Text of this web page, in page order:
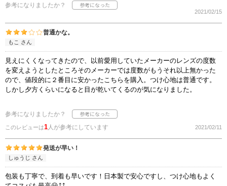
参考になりましたか？
2021/02/15
普通かな。
もこ さん
見えにくくなってきたので、以前愛用していたメーカーのレンズの度数
を変えようとしたところそのメーカーでは度数がもうそれ以上無かった
ので、値段的に２番目に安かったこちらを購入。つけ心地は普通です。
しかし夕方くらいになると目が乾いてくるのが気になりました。
参考になりましたか？
このレビューは1人が参考にしています 2021/02/11
発送が早い！
しゅうじ さん
包装も丁寧で、到着も早いです！日本製で安心ですし、つけ心地もよく